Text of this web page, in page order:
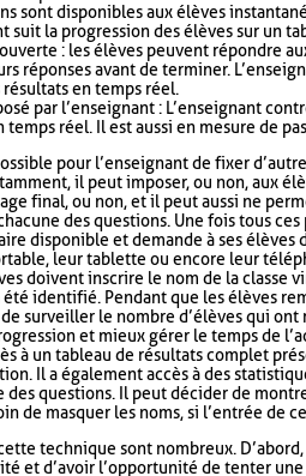
sont disponibles aux élèves
suit la progression des élèves sur un
: les élèves peuvent répondre
réponses avant de terminer.
en temps réel.
par l’enseignant : L’enseignant
temps réel. Il est aussi en mesure de
pour l’enseignant de fixer
il peut imposer, ou non, aux
final, ou non, et il peut aussi ne
des questions. Une fois tous
disponible et demande à ses élèves
leur tablette ou encore leur
doivent inscrire le nom de la classe
identifié. Pendant que les élèves
surveiller le nombre d’élèves qui
et mieux gérer le temps de
à un tableau de résultats complet
Il a également accès à des
des questions. Il peut décider de
de masquer les noms, si l’entrée de
technique sont nombreux.
et d’avoir l’opportunité de tenter